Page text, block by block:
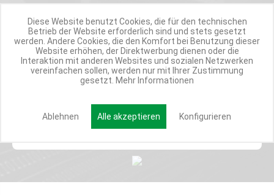
Werde Teil der Miweba Community!
Verpasse nie wieder exklusive Newsletter-Rabatte und Aktionen
Anmelden
Diese Website benutzt Cookies, die für den technischen
Betrieb der Website erforderlich sind und stets gesetzt
werden. Andere Cookies, die den Komfort bei Benutzung dieser
Website erhöhen, der Direktwerbung dienen oder die
Interaktion mit anderen Websites und sozialen Netzwerken
vereinfachen sollen, werden nur mit Ihrer Zustimmung
gesetzt. Mehr Informationen
Ablehnen Alle akzeptieren Konfigurieren